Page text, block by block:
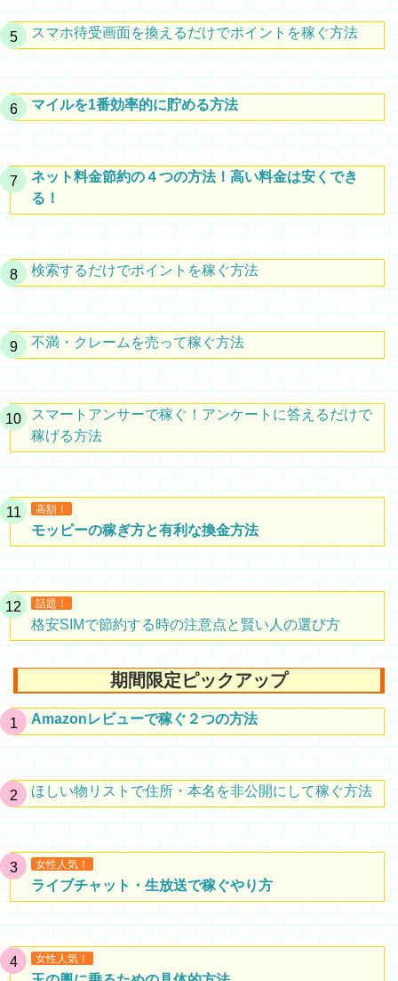
スマホ待受画面を換えるだけでポイントを稼ぐ方法
マイルを1番効率的に貯める方法
ネット料金節約の４つの方法！高い料金は安くでき
る！
検索するだけでポイントを稼ぐ方法
不満・クレームを売って稼ぐ方法
スマートアンサーで稼ぐ！アンケートに答えるだけで
稼げる方法
高額！
モッピーの稼ぎ方と有利な換金方法
話題！
格安SIMで節約する時の注意点と賢い人の選び方
期間限定ピックアップ
Amazonレビューで稼ぐ２つの方法
ほしい物リストで住所・本名を非公開にして稼ぐ方法
女性人気！
ライブチャット・生放送で稼ぐやり方
女性人気！